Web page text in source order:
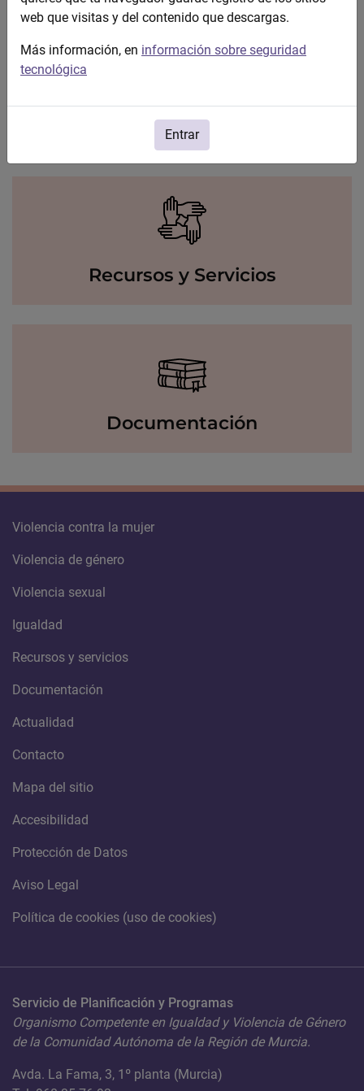
Igualdad
Recursos y Servicios
Documentación
Violencia contra la mujer
Violencia de género
Violencia sexual
Igualdad
Recursos y servicios
Documentación
Actualidad
Contacto
Mapa del sitio
Accesibilidad
Protección de Datos
Aviso Legal
Política de cookies (uso de cookies)
Servicio de Planificación y Programas
Organismo Competente en Igualdad y Violencia de Género
de la Comunidad Autónoma de la Región de Murcia.
Avda. La Fama, 3, 1º planta (Murcia)
web que visitas y del contenido que descargas.
Más información, en información sobre seguridad
tecnológica
Entrar